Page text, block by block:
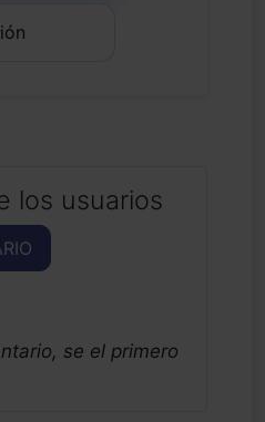
los usuarios
se el primero